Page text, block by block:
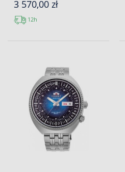
3 570,00 zł
12h